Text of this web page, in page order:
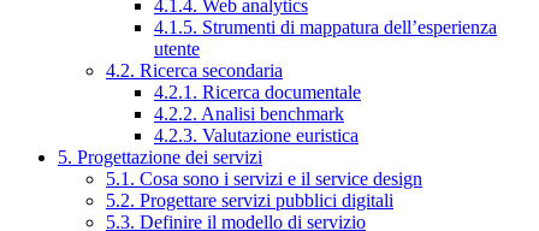
4.1.4. Web analytics
4.1.5. Strumenti di mappatura dell’esperienza
utente
4.2. Ricerca secondaria
4.2.1. Ricerca documentale
4.2.2. Analisi benchmark
4.2.3. Valutazione euristica
5. Progettazione dei servizi
5.1. Cosa sono i servizi e il service design
5.2. Progettare servizi pubblici digitali
5.3. Definire il modello di servizio